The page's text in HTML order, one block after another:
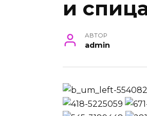
и
АВТОР
admin